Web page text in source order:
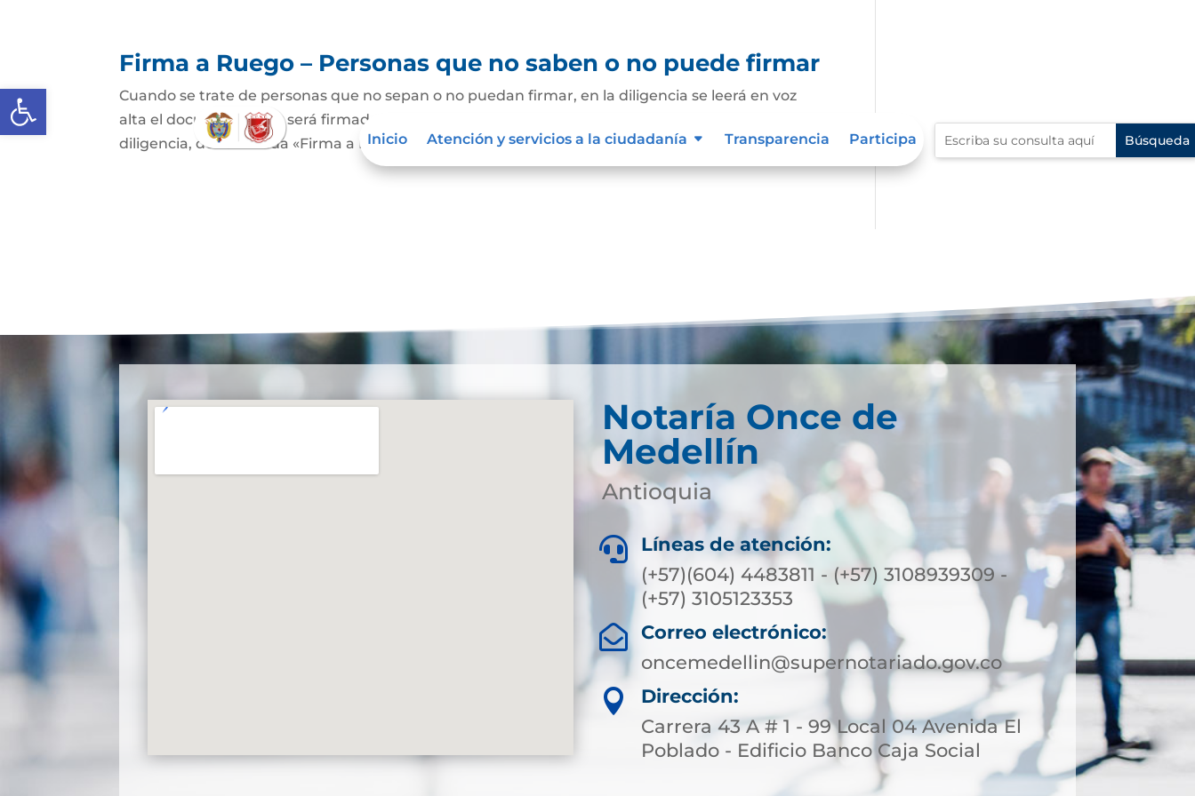
Abrir barra de herramientas
Inicio Atención y servicios a la ciudadanía Transparencia Participa
Firma a Ruego – Personas que no saben o no puede firmar
Cuando se trate de personas que no sepan o no puedan firmar, en la diligencia se leerá en voz
alta el documento que será firmado por un testigo presentado por el interesado. De esta
diligencia, denominada «Firma a Ruego», el notario dejará constancia en el mismo...
Notaría Once de
Medellín
Antioquia

Líneas de atención:
(+57)(604) 4483811 - (+57) 3108939309 -
(+57) 3105123353

Correo electrónico:
oncemedellin@supernotariado.gov.co

Dirección:
Carrera 43 A # 1 - 99 Local 04 Avenida El
Poblado - Edificio Banco Caja Social